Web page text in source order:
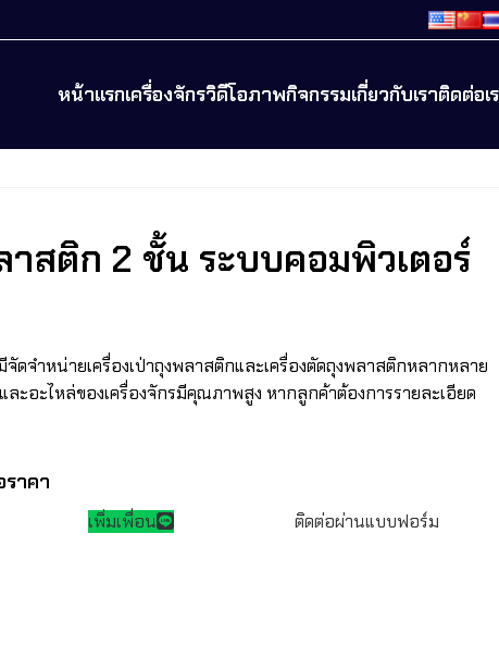
หน้าแรกเครื่องจักรวิดีโอภาพกิจกรรมเกี่ยวกับเราติดต่อเ
าสติก 2 ชั้น ระบบคอมพิวเตอร์
ดจำหน่ายเครื่องเป่าถุงพลาสติกและเครื่องตัดถุงพลาสติกหลากหลาย
อะไหล่ของเครื่องจักรมีคุณภาพสูง หากลูกค้าต้องการรายละเอียด
าคา
เพิ่มเพื่อน ติดต่อผ่านแบบฟอร์ม